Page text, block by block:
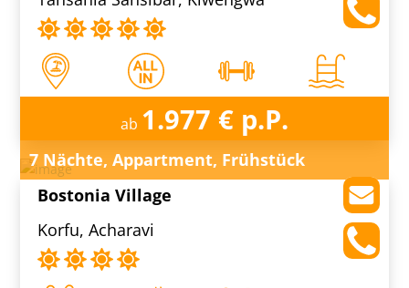
ab 1.977 € p.P.
7 Nächte, Appartment, Frühstück
Bostonia Village
Korfu, Acharavi